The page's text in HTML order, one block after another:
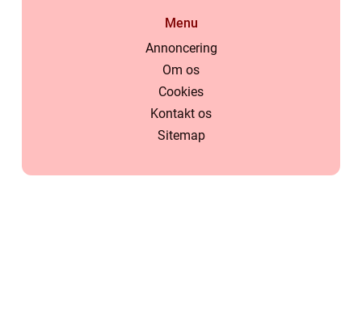
Menu
Annoncering
Om os
Cookies
Kontakt os
Sitemap